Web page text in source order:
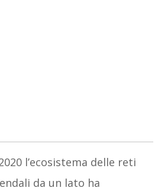
l’ecosistema delle reti
da un lato ha